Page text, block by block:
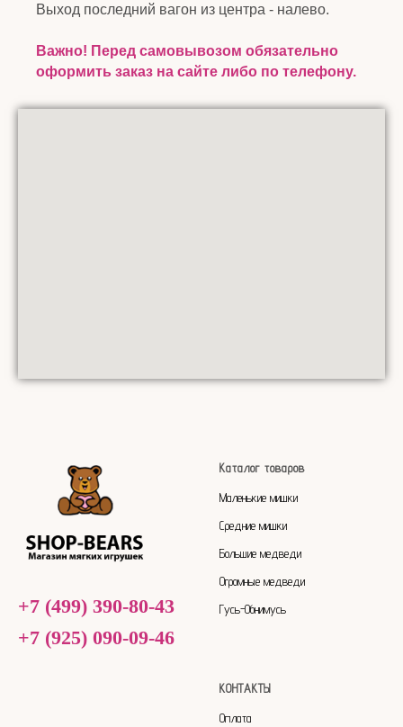
Выход последний вагон из центра - налево.
Важно! Перед самовывозом обязательно
оформить заказ на сайте либо по телефону.
+7 (499) 390-80-43
+7 (925) 090-09-46
Каталог товаров
Маленькие мишки
Средние мишки
Большие медведи
Огромные медведи
Гусь-Обнимусь
КОНТАКТЫ
Оплата